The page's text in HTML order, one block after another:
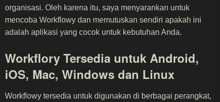
organisasi. Oleh karena itu, saya menyarankan untuk
mencoba Workflowy dan memutuskan sendiri apakah ini
adalah aplikasi yang cocok untuk kebutuhan Anda.
Workflory Tersedia untuk Android,
iOS, Mac, Windows dan Linux
Workflowy tersedia untuk digunakan di berbagai perangkat,